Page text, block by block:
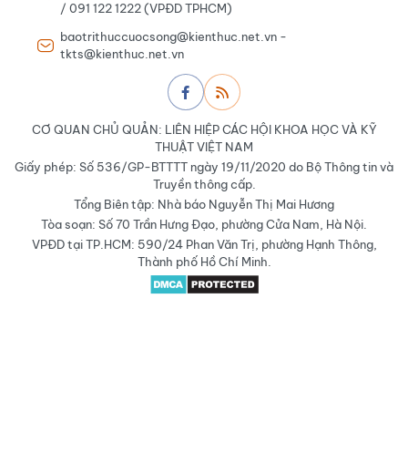
/ 091 122 1222 (VPĐD TPHCM)
baotrithuccuocsong@kienthuc.net.vn -
tkts@kienthuc.net.vn
CƠ QUAN CHỦ QUẢN: LIÊN HIỆP CÁC HỘI KHOA HỌC VÀ KỸ
THUẬT VIỆT NAM
Giấy phép: Số 536/GP-BTTTT ngày 19/11/2020 do Bộ Thông tin và
Truyền thông cấp.
Tổng Biên tập: Nhà báo Nguyễn Thị Mai Hương
Tòa soạn: Số 70 Trần Hưng Đạo, phường Cửa Nam, Hà Nội.
VPĐD tại TP.HCM: 590/24 Phan Văn Trị, phường Hạnh Thông,
Thành phố Hồ Chí Minh.